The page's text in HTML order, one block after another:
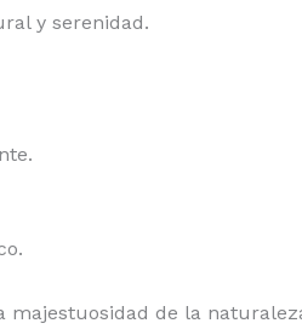
y serenidad.
de la